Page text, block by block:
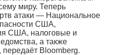
миру. Теперь
атаки — Национальное
США,
США, налоговые и
а также
передаёт Bloomberg.